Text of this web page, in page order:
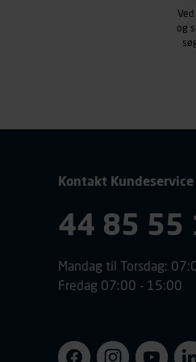
og
Kontakt Kundeservice
44 85 55
Mandag til Torsdag:
Fredag 07:00 - 15:00